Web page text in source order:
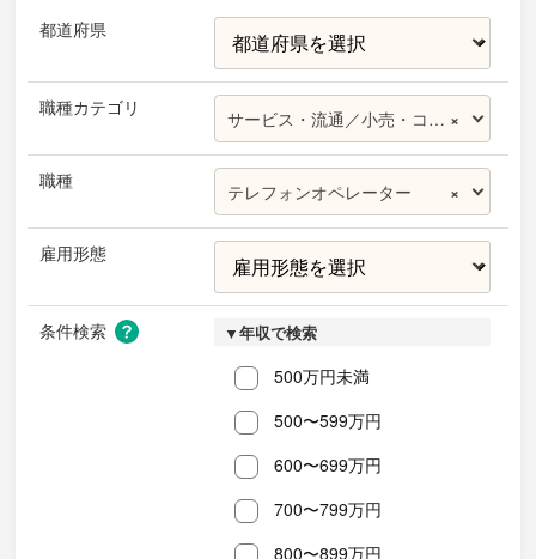
都道府県
職種カテゴリ ×
サービス・流通／小売・コールセンター
職種 ×
テレフォンオペレーター
雇用形態
条件検索 ▼年収で検索
500万円未満
500〜599万円
600〜699万円
700〜799万円
800〜899万円